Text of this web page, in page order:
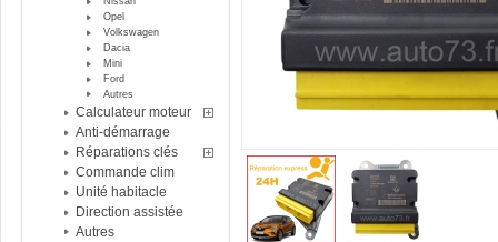
Opel
Volkswagen
Dacia
Mini
Ford
Autres
Calculateur moteur
Anti-démarrage
Réparations clés
Commande clim
Unité habitacle
Direction assistée
Autres